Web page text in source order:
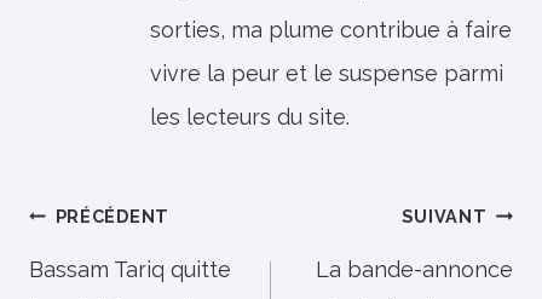
sorties, ma plume contribue à faire
vivre la peur et le suspense parmi
les lecteurs du site.
Navigation
de
PRÉCÉDENT
Bassam Tariq quitte
SUIVANT
La bande-annonce